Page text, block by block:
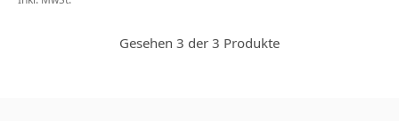
Gesehen 3 der 3 Produkte